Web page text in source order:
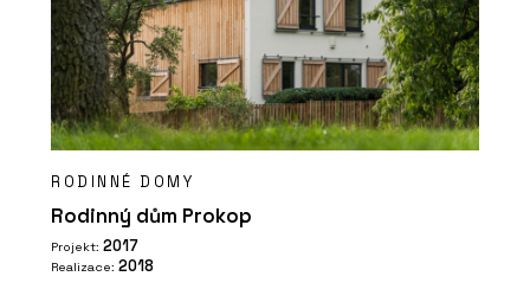
RODINNÉ DOMY
Rodinný dům Prokop
Projekt: 2017
Realizace: 2018